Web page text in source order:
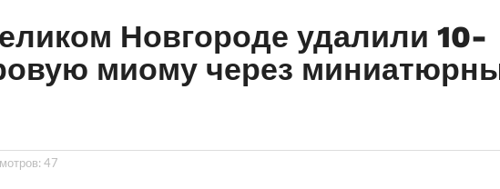
Новгороде удалили 10-
миому через
47